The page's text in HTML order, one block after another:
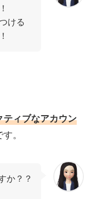
ける
ティブなアカウン
。
か？？